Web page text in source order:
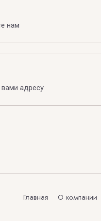
нам
адресу
Главная О компании